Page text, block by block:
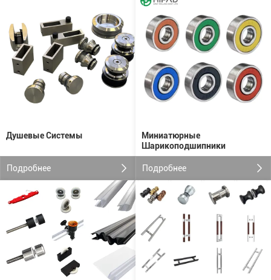
Душевые Системы
Подробнее
Миниатюрные
Шарикоподшипники
Подробнее